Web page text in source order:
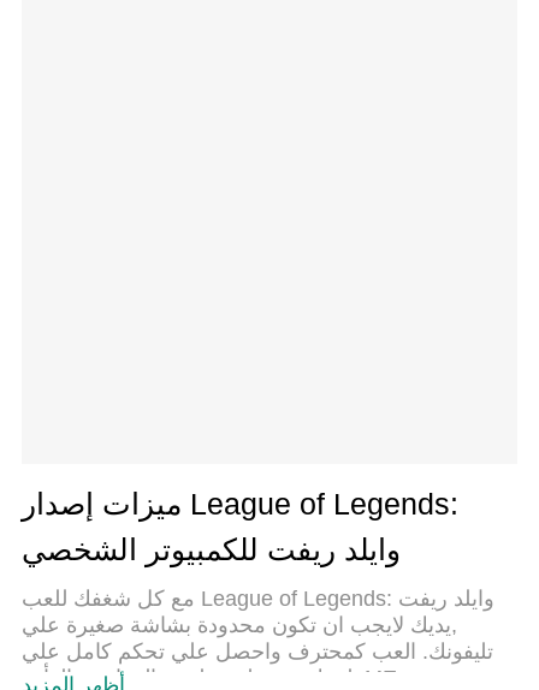
ميزات إصدار League of Legends:
وايلد ريفت للكمبيوتر الشخصي
مع كل شغفك للعب League of Legends: وايلد ريفت
,يديك لايجب ان تكون محدودة بشاشة صغيرة علي
تليفونك. العب كمحترف واحصل علي تحكم كامل علي
لعبتك عن طريق لوحة المفاتيح والفأره. MEmuيقدم جميع